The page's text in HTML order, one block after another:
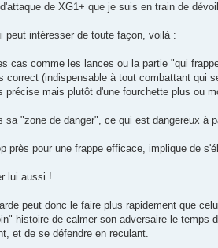
de XG1+ que je suis en train de
peut intéresser de toute façon, voilà :
cas comme les lances ou la partie "qui
(indispensable à tout combattant qui
mais plutôt d'une fourchette plus ou
"zone de danger", ce qui est dangereux à
près pour une frappe efficace, implique de
lui aussi !
peut donc le faire plus rapidement que
histoire de calmer son adversaire le temps
et de se défendre en reculant.